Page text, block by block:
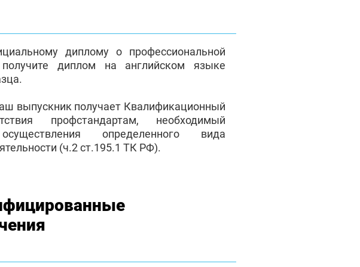
диплому о профессиональной
диплом на английском языке
выпускник получает Квалификационный
профстандартам, необходимый
определенного вида
(ч.2 ст.195.1 ТК РФ).